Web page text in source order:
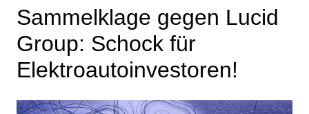
Sammelklage gegen Lucid
Group: Schock für
Elektroautoinvestoren!